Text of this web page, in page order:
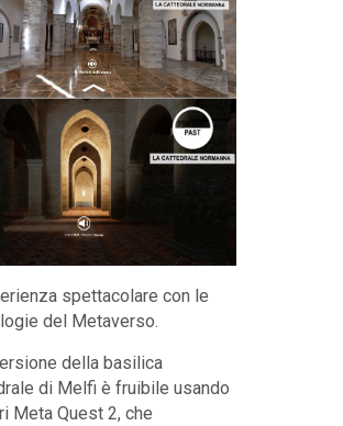
spettacolare con le
del Metaverso.
della basilica
di Melfi è fruibile usando
Meta Quest 2, che